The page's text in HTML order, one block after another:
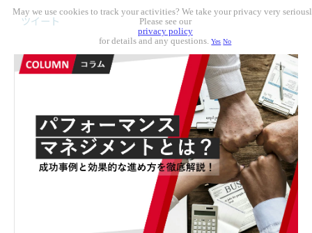
ツイート
May we use cookies to track your activities? We take your privacy very
Please see our
privacy policy
for details and any questions.Yes No